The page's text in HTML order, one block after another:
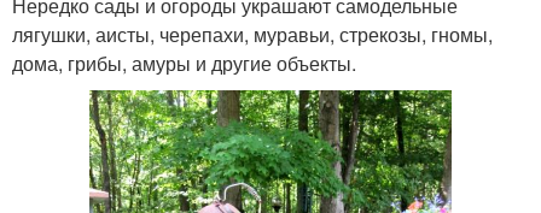
Нередко сады и огороды украшают самодельные
лягушки, аисты, черепахи, муравьи, стрекозы, гномы,
дома, грибы, амуры и другие объекты.